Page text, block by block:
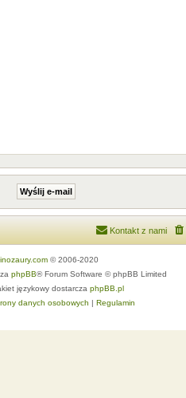
Kontakt z nami
© 2006-2020
phpBB® Forum Software © phpBB Limited
językowy dostarcza phpBB.pl
danych osobowych | Regulamin